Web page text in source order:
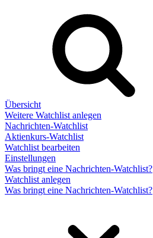
Übersicht
Weitere Watchlist anlegen
Nachrichten-Watchlist
Aktienkurs-Watchlist
Watchlist bearbeiten
Einstellungen
Was bringt eine Nachrichten-Watchlist?
Watchlist anlegen
Was bringt eine Nachrichten-Watchlist?